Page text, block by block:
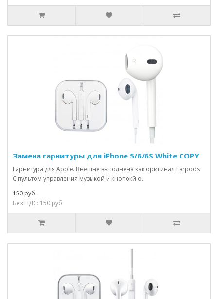
Замена гарнитуры для iPhone 5/6/6S White COPY
Гарнитура для Apple. Внешне выполнена как оригинал Earpods.
С пультом управления музыкой и кнопокй о..
150 руб.
Без НДС: 150 руб.